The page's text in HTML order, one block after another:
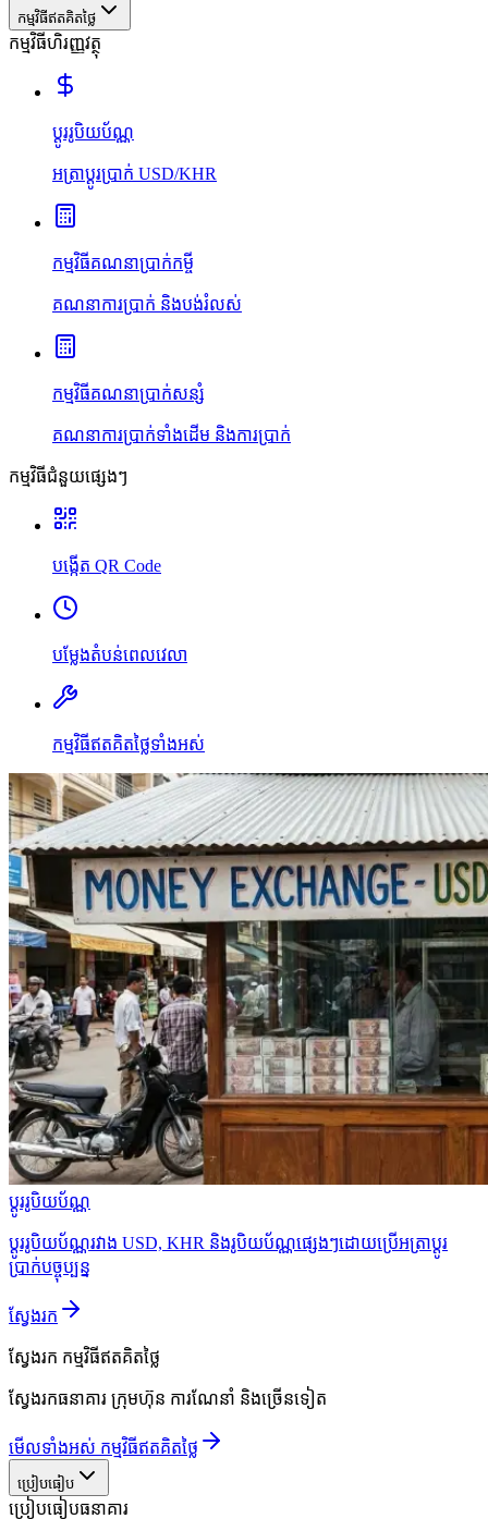
កម្មវិធីឥតគិតថ្លៃ
កម្មវិធីហិរញ្ញវត្ថុ
ប្ដូររូបិយប័ណ្ណ
អត្រាប្ដូរប្រាក់ USD/KHR
កម្មវិធីគណនាប្រាក់កម្ចី
គណនាការប្រាក់ និងបង់រំលស់
កម្មវិធីគណនាប្រាក់សន្សំ
គណនាការប្រាក់ទាំងដើម និងការប្រាក់
កម្មវិធីជំនួយផ្សេងៗ
បង្កើត QR Code
បម្លែងតំបន់ពេលវេលា
កម្មវិធីឥតគិតថ្លៃទាំងអស់
ប្ដូររូបិយប័ណ្ណ
ប្ដូររូបិយប័ណ្ណរវាង USD, KHR និងរូបិយប័ណ្ណផ្សេងៗដោយប្រើអត្រាប្ដូរ
ប្រាក់បច្ចុប្បន្ន
ស្វែងរក
ស្វែងរក កម្មវិធីឥតគិតថ្លៃ
ស្វែងរកធនាគារ ក្រុមហ៊ុន ការណែនាំ និងច្រើនទៀត
មើលទាំងអស់ កម្មវិធីឥតគិតថ្លៃ
ប្រៀបធៀប
ប្រៀបធៀបធនាគារ